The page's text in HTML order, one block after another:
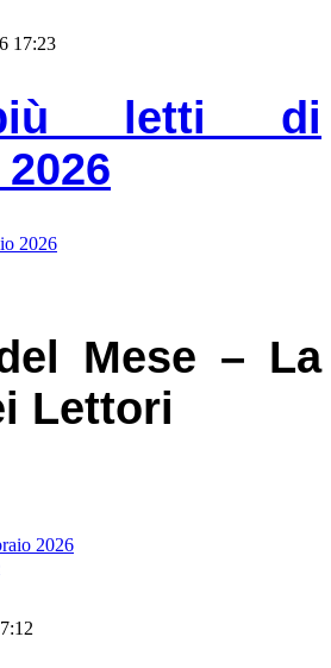
17:23
letti di
Mese – La
Lettori
2026